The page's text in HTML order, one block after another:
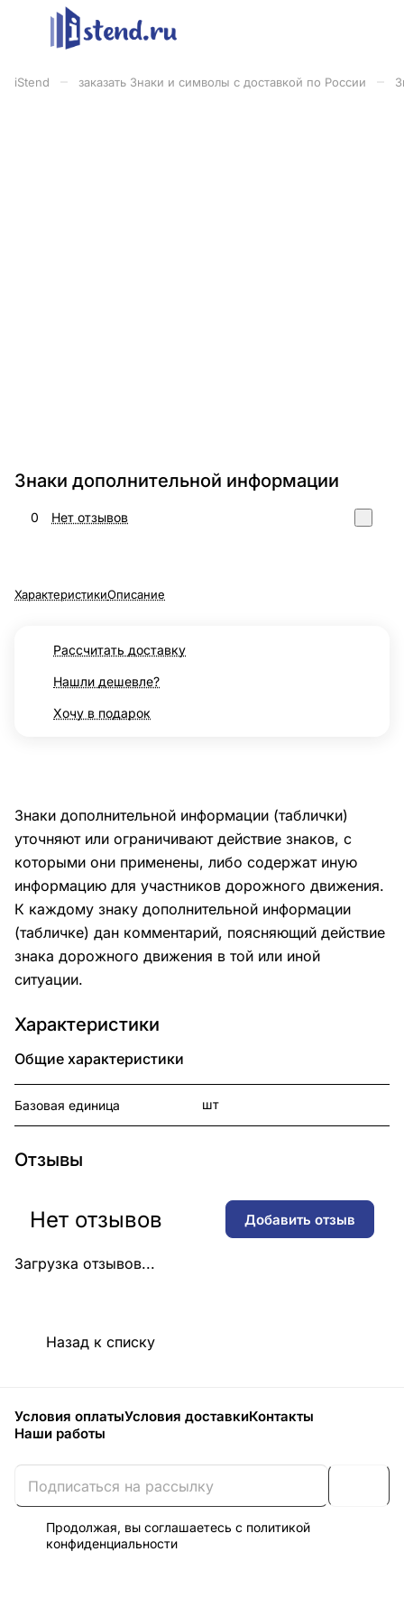
iStend заказать Знаки и символы с доставкой по России
Знаки дополнительной информации
0 Нет отзывов
ХарактеристикиОписание
Рассчитать доставку
Нашли дешевле?
Хочу в подарок
Знаки дополнительной информации (таблички)
уточняют или ограничивают действие знаков, с
которыми они применены, либо содержат иную
информацию для участников дорожного движения.
К каждому знаку дополнительной информации
(табличке) дан комментарий, поясняющий действие
знака дорожного движения в той или иной
ситуации.
Характеристики
Общие характеристики
Базовая единица шт
Отзывы
Загрузка отзывов...
Нет отзывов Добавить отзыв
Назад к списку
Условия оплатыУсловия доставкиКонтакты
Наши работы
Продолжая, вы соглашаетесь с политикой
конфиденциальности